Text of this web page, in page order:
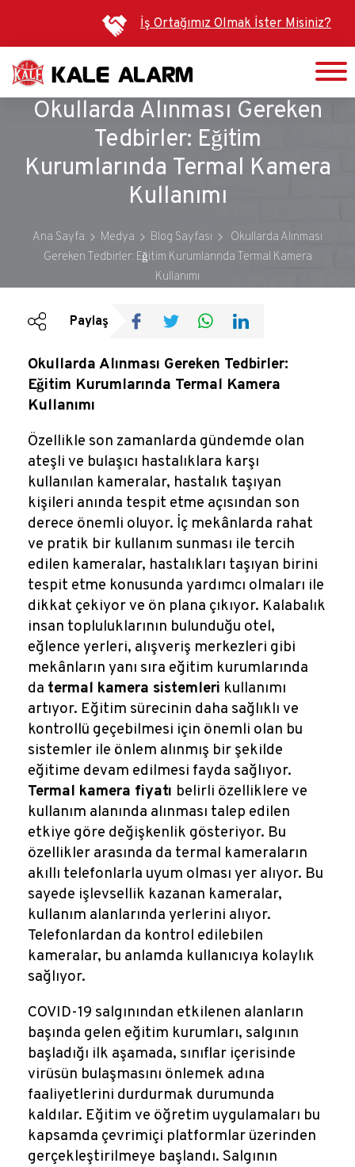
atla
İş Ortağımız Olmak İster Misiniz?
Okullarda Alınması Gereken
Tedbirler: Eğitim
Kurumlarında Termal Kamera
Kullanımı
Ana Sayfa Medya Blog Sayfası
Okullarda Alınması
Gereken Tedbirler: Eğitim Kurumlarında Termal Kamera
Kullanımı
Bültenler
Reklamlar
Kalem Dergisi
Blog
Paylaş
Okullarda Alınması Gereken Tedbirler:
Eğitim Kurumlarında Termal Kamera
Kullanımı
Özellikle son zamanlarda gündemde olan
ateşli ve bulaşıcı hastalıklara karşı
kullanılan kameralar, hastalık taşıyan
kişileri anında tespit etme açısından son
derece önemli oluyor. İç mekânlarda rahat
ve pratik bir kullanım sunması ile tercih
edilen kameralar, hastalıkları taşıyan birini
tespit etme konusunda yardımcı olmaları ile
dikkat çekiyor ve ön plana çıkıyor. Kalabalık
insan topluluklarının bulunduğu otel,
eğlence yerleri, alışveriş merkezleri gibi
mekânların yanı sıra eğitim kurumlarında
da termal kamera sistemleri kullanımı
artıyor. Eğitim sürecinin daha sağlıklı ve
kontrollü geçebilmesi için önemli olan bu
sistemler ile önlem alınmış bir şekilde
eğitime devam edilmesi fayda sağlıyor.
Termal kamera fiyatı belirli özelliklere ve
kullanım alanında alınması talep edilen
etkiye göre değişkenlik gösteriyor. Bu
özellikler arasında da termal kameraların
akıllı telefonlarla uyum olması yer alıyor. Bu
sayede işlevsellik kazanan kameralar,
kullanım alanlarında yerlerini alıyor.
Telefonlardan da kontrol edilebilen
kameralar, bu anlamda kullanıcıya kolaylık
sağlıyor.
COVID-19 salgınından etkilenen alanların
başında gelen eğitim kurumları, salgının
başladığı ilk aşamada, sınıflar içerisinde
virüsün bulaşmasını önlemek adına
faaliyetlerini durdurmak durumunda
kaldılar. Eğitim ve öğretim uygulamaları bu
kapsamda çevrimiçi platformlar üzerinden
gerçekleştirilmeye başlandı. Salgının